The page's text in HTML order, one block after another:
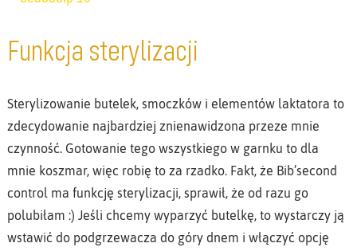
Funkcja sterylizacji
Sterylizowanie butelek, smoczków i elementów laktatora to
zdecydowanie najbardziej znienawidzona przeze mnie
czynność. Gotowanie tego wszystkiego w garnku to dla
mnie koszmar, więc robię to za rzadko. Fakt, że Bib’second
control ma funkcję sterylizacji, sprawił, że od razu go
polubiłam :) Jeśli chcemy wyparzyć butelkę, to wystarczy ją
wstawić do podgrzewacza do góry dnem i włączyć opcję